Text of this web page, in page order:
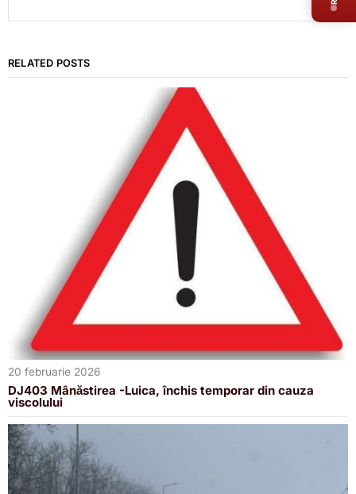
RELATED POSTS
20 februarie 2026
DJ403 Mânăstirea -Luica, închis temporar din cauza
viscolului